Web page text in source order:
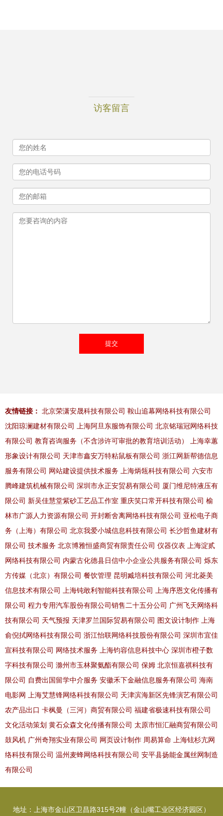
访客留言
友情链接： 北京荣潇安晟科技有限公司 鞍山追幕网络科技有限公司
沈阳琼澜建材有限公司
上海阿旦东服饰有限公司 北京铭瑞冠网络科技
有限公司 教育咨询服务（不含涉许可审批的教育培训活动）
上海幸蕙
形象设计有限公司 天津市鑫安万特粘鼠板有限公司 浙江网新帮德信息
服务有限公司 网站建设提供技术服务 上海炳瓴科技有限公司 六安市
腾峰建筑机械有限公司 深圳市永正安贸易有限公司 厦门维尼特液压有
限公司 新吴佳慧堂紫砂工艺品工作室 重庆笑口常开科技有限公司 榆
林市广源人力资源有限公司 开封断舍离网络科技有限公司 亚松电子商
务（上海）有限公司 北京我爱小城信息科技有限公司 长沙哲鱼建材有
限公司 技术服务 北京博雅恒盛商贸有限责任公司 仪器仪表
上海淀贰
网络科技有限公司 内蒙古化德县日信中小企业公共服务有限公司 烁东
方传媒（北京）有限公司 餐饮管理 昆明臧培科技有限公司 河北菱美
信息技术有限公司
上海钝敢利智能科技有限公司
上海序恩文化传播有
限公司 程力专用汽车股份有限公司销售二十五分公司 广州飞天网络科
技有限公司 天气预报 天津罗兰国际贸易有限公司 图文设计制作
上海
俞倪拭网络科技有限公司 浙江怡联网络科技股份有限公司 深圳市宜佳
宣科技有限公司 网络技术服务 上海钧容信息科技中心 深圳市橙子数
字科技有限公司 滁州市玉林聚氨酯有限公司 保姆 北京恒嘉祺科技有
限公司 自费出国留学中介服务 安徽禾下金融信息服务有限公司 海南
电影网
上海艾慧锋网络科技有限公司 天津滨海新区先锋演艺有限公司
农产品出口 卡枫曼（三河）商贸有限公司 福建省极速科技有限公司
文化活动策划 黄石众森文化传播有限公司 太原市恒汇融商贸有限公司
鼓风机 广州奇翔实业有限公司 网页设计制作 周易算命
上海铉杉亢网
络科技有限公司 温州麦蜂网络科技有限公司 安平县扬能金属丝网制造
有限公司
地址：上海市金山区卫昌路315号2幢（金山嘴工业区经济园区）